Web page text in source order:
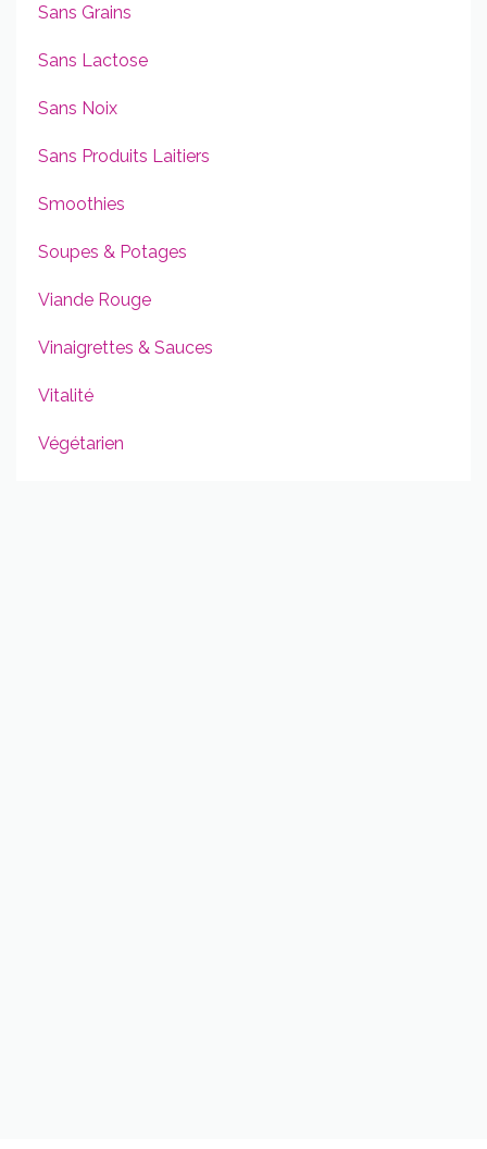
Sans Grains
Sans Lactose
Sans Noix
Sans Produits Laitiers
Smoothies
Soupes & Potages
Viande Rouge
Vinaigrettes & Sauces
Vitalité
Végétarien